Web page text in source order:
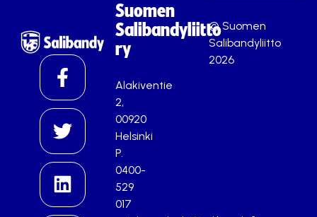
Suomen
Salibandyliitto
ry
Alakiventie
2,
00920
Helsinki
P.
0400-
529
017
© Suomen
Salibandyliitto
2026